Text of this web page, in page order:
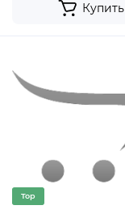
Купить
Top